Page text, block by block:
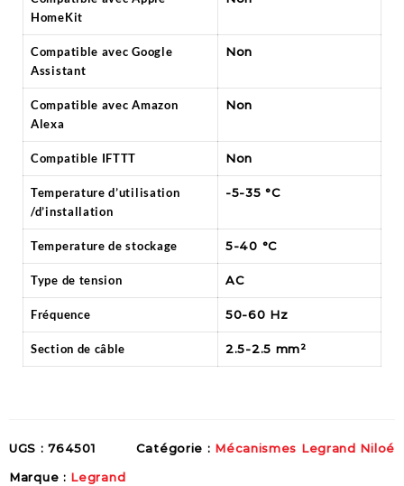
HomeKit
Compatible avec Google
Assistant
Non
Compatible avec Amazon
Alexa
Non
Compatible IFTTT Non
Temperature d’utilisation
/d’installation
-5-35 °C
Temperature de stockage 5-40 °C
Type de tension AC
Fréquence 50-60 Hz
Section de câble 2.5-2.5 mm²
UGS :764501 Catégorie : Mécanismes Legrand Niloé
Marque : Legrand